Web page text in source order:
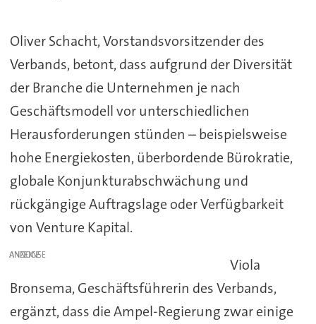
Oliver Schacht, Vorstandsvorsitzender des
Verbands, betont, dass aufgrund der Diversität
der Branche die Unternehmen je nach
Geschäftsmodell vor unterschiedlichen
Herausforderungen stünden – beispielsweise
hohe Energiekosten, überbordende Bürokratie,
globale Konjunkturabschwächung und
rückgängige Auftragslage oder Verfügbarkeit
von Venture Kapital.
ANZEIGE
Viola
Bronsema, Geschäftsführerin des Verbands,
ergänzt, dass die Ampel-Regierung zwar einige